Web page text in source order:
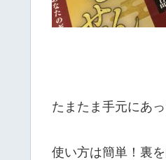
たまたま手元にあ
使い方は簡単！裏